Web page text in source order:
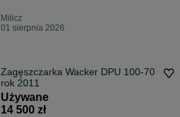
Milicz
01 sierpnia 2026
Zagęszczarka Wacker DPU 100-70
rok 2011
Używane
14 500 zł